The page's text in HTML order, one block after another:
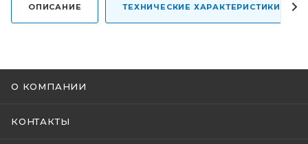
ОПИСАНИЕ ТЕХНИЧЕСКИЕ ХАРАКТЕРИСТИКИ
О КОМПАНИИ
КОНТАКТЫ